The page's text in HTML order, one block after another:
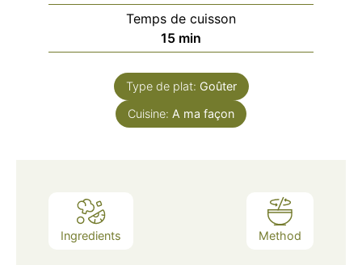
Temps de cuisson
15minutes
min
Type de plat: Goûter
Cuisine: A ma façon
Ingredients Method